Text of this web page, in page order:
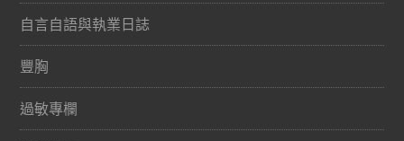
自言自語與執業日誌
豐胸
過敏專欄